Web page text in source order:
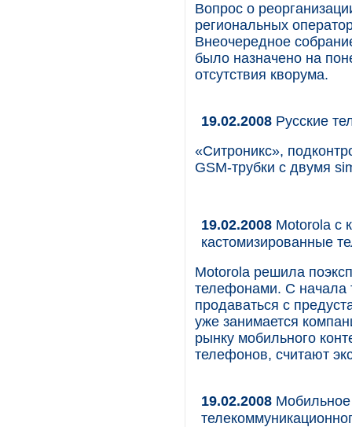
Вопрос о
региональных
Внеочередное
было назначено на
отсутствия кворума.
19.02.2008 Русские
«Ситроникс»,
GSM-трубки с двумя
19.02.2008 Motorola с
кастомизированные
Motorola решила
телефонами. С начала
продаваться с
уже занимается
рынку мобильного
телефонов, считают
19.02.2008